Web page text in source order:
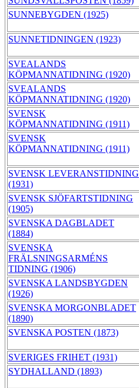
SUNNEBYGDEN (1925)
SUNNETIDNINGEN (1923)
SVEALANDS
KÖPMANNATIDNING (1920)
SVEALANDS
KÖPMANNATIDNING (1920)
SVENSK
KÖPMANNATIDNING (1911)
SVENSK
KÖPMANNATIDNING (1911)
SVENSK LEVERANSTIDNING
(1931)
SVENSK SJÖFARTSTIDNING
(1905)
SVENSKA DAGBLADET
(1884)
SVENSKA
FRÄLSNINGSARMÉNS
TIDNING (1906)
SVENSKA LANDSBYGDEN
(1926)
SVENSKA MORGONBLADET
(1890)
SVENSKA POSTEN (1873)
SVERIGES FRIHET (1931)
SYDHALLAND (1893)